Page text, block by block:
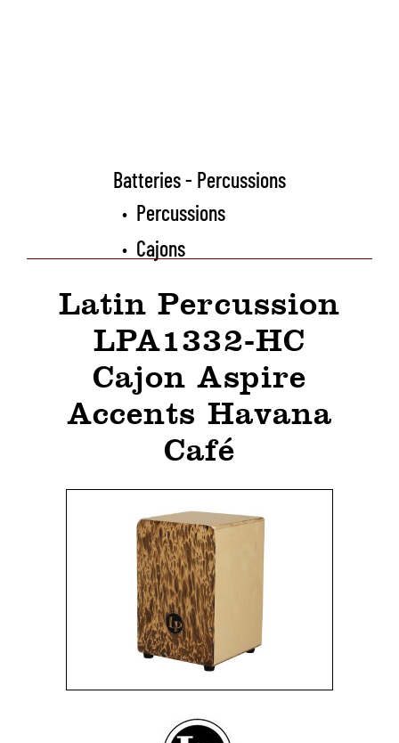
Batteries - Percussions
• Percussions
• Cajons
Latin Percussion
LPA1332-HC
Cajon Aspire
Accents Havana
Café